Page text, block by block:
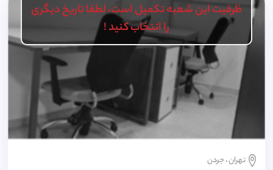
ظرفیت این شعبه تکمیل است، لطفا تاریخ دیگری
را انتخاب کنید !
تهران ، جردن